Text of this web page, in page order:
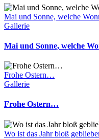
Mai und Sonne, welche
Gallerie
Mai und Sonne, welche
Frohe Ostern…
Gallerie
Frohe Ostern…
Wo ist das Jahr bloß